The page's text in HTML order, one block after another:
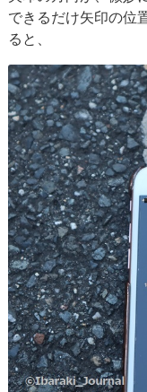
できるだけ矢印の位
ると、